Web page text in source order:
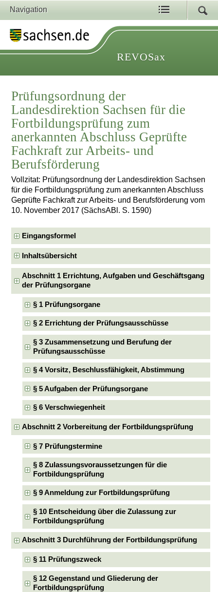
Navigation
REVOSax
Prüfungsordnung der
Landesdirektion Sachsen für die
Fortbildungsprüfung zum
anerkannten Abschluss Geprüfte
Fachkraft zur Arbeits- und
Berufsförderung
Vollzitat: Prüfungsordnung der Landesdirektion Sachsen
für die Fortbildungsprüfung zum anerkannten Abschluss
Geprüfte Fachkraft zur Arbeits- und Berufsförderung vom
10. November 2017 (SächsABl. S. 1590)
Eingangsformel
Inhaltsübersicht
Abschnitt 1 Errichtung, Aufgaben und Geschäftsgang
der Prüfungsorgane
§ 1 Prüfungsorgane
§ 2 Errichtung der Prüfungsausschüsse
§ 3 Zusammensetzung und Berufung der
Prüfungsausschüsse
§ 4 Vorsitz, Beschlussfähigkeit, Abstimmung
§ 5 Aufgaben der Prüfungsorgane
§ 6 Verschwiegenheit
Abschnitt 2 Vorbereitung der Fortbildungsprüfung
§ 7 Prüfungstermine
§ 8 Zulassungsvoraussetzungen für die
Fortbildungsprüfung
§ 9 Anmeldung zur Fortbildungsprüfung
§ 10 Entscheidung über die Zulassung zur
Fortbildungsprüfung
Abschnitt 3 Durchführung der Fortbildungsprüfung
§ 11 Prüfungszweck
§ 12 Gegenstand und Gliederung der
Fortbildungsprüfung